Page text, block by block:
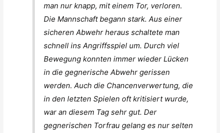
man nur knapp, mit einem Tor, verloren.
Die Mannschaft begann stark. Aus einer
sicheren Abwehr heraus schaltete man
schnell ins Angriffsspiel um. Durch viel
Bewegung konnten immer wieder Lücken
in die gegnerische Abwehr gerissen
werden. Auch die Chancenverwertung, die
in den letzten Spielen oft kritisiert wurde,
war an diesem Tag sehr gut. Der
gegnerischen Torfrau gelang es nur selten